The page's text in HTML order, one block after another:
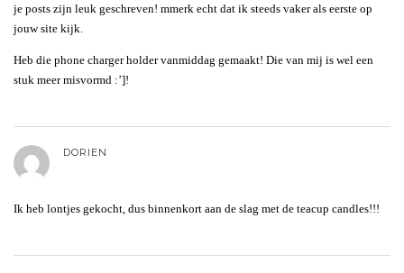
je posts zijn leuk geschreven! mmerk echt dat ik steeds vaker als eerste op
jouw site kijk.
Heb die phone charger holder vanmiddag gemaakt! Die van mij is wel een
stuk meer misvormd :’]!
DORIEN
Ik heb lontjes gekocht, dus binnenkort aan de slag met de teacup candles!!!